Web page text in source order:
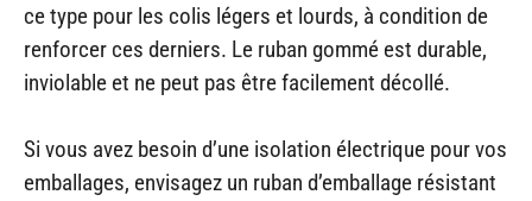
ce type pour les colis légers et lourds, à condition de
renforcer ces derniers. Le ruban gommé est durable,
inviolable et ne peut pas être facilement décollé.
Si vous avez besoin d’une isolation électrique pour vos
emballages, envisagez un ruban d’emballage résistant